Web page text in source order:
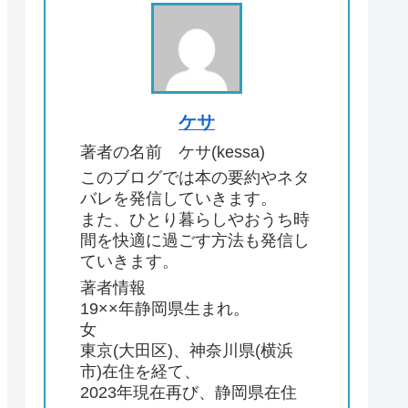
ケサ
著者の名前 ケサ(kessa)
このブログでは本の要約やネタ
バレを発信していきます。
また、ひとり暮らしやおうち時
間を快適に過ごす方法も発信し
ていきます。
著者情報
19××年静岡県生まれ。
女
東京(大田区)、神奈川県(横浜
市)在住を経て、
2023年現在再び、静岡県在住